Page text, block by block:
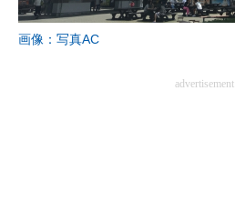
画像：写真AC
advertisement